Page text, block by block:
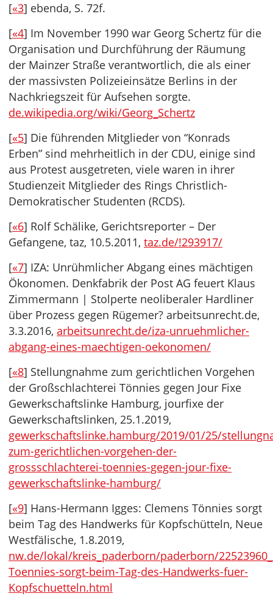
[«3] ebenda, S. 72f.
[«4] Im November 1990 war Georg Schertz für die
Organisation und Durchführung der Räumung
der Mainzer Straße verantwortlich, die als einer
der massivsten Polizeieinsätze Berlins in der
Nachkriegszeit für Aufsehen sorgte.
de.wikipedia.org/wiki/Georg_Schertz
[«5] Die führenden Mitglieder von “Konrads
Erben” sind mehrheitlich in der CDU, einige sind
aus Protest ausgetreten, viele waren in ihrer
Studienzeit Mitglieder des Rings Christlich-
Demokratischer Studenten (RCDS).
[«6] Rolf Schälike, Gerichtsreporter – Der
Gefangene, taz, 10.5.2011, taz.de/!293917/
[«7] IZA: Unrühmlicher Abgang eines mächtigen
Ökonomen. Denkfabrik der Post AG feuert Klaus
Zimmermann | Stolperte neoliberaler Hardliner
über Prozess gegen Rügemer? arbeitsunrecht.de,
3.3.2016, arbeitsunrecht.de/iza-unruehmlicher-
abgang-eines-maechtigen-oekonomen/
[«8] Stellungnahme zum gerichtlichen Vorgehen
der Großschlachterei Tönnies gegen Jour Fixe
Gewerkschaftslinke Hamburg, jourfixe der
Gewerkschaftslinken, 25.1.2019,
gewerkschaftslinke.hamburg/2019/01/25/
zum-gerichtlichen-vorgehen-der-
grossschlachterei-toennies-gegen-jour-fixe-
gewerkschaftslinke-hamburg/
[«9] Hans-Hermann Igges: Clemens Tönnies sorgt
beim Tag des Handwerks für Kopfschütteln, Neue
Westfälische, 1.8.2019,
nw.de/lokal/kreis_paderborn/paderborn/
Toennies-sorgt-beim-Tag-des-Handwerks-fuer-
Kopfschuetteln.html